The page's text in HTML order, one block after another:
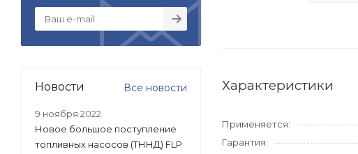
Характеристики
Применяется:
Гарантия:
Новости Все новости
9 ноября 2022
Новое большое поступление
топливных насосов (ТННД) FLP